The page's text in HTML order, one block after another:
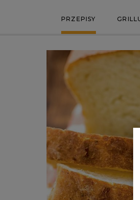
PRZEPISY